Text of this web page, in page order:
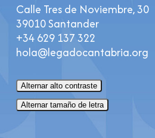
Calle Tres de Noviembre, 30
39010 Santander
+34 629 137 322
hola@legadocantabria.org
Alternar alto contraste
Alternar tamaño de letra